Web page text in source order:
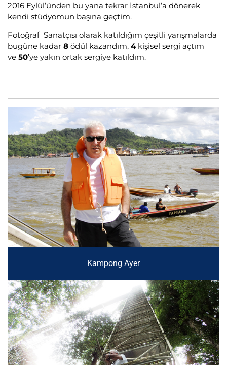
2016 Eylül’ünden bu yana tekrar İstanbul’a dönerek
kendi stüdyomun başına geçtim.
Fotoğraf Sanatçısı olarak katıldığım çeşitli yarışmalarda
bugüne kadar 8 ödül kazandım, 4kişisel sergi açtım
ve 50’ye yakın ortak sergiye katıldım.
Kampong Ayer